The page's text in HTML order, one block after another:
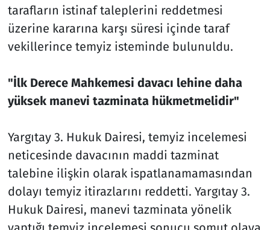
tarafların istinaf taleplerini reddetmesi
üzerine kararına karşı süresi içinde taraf
vekillerince temyiz isteminde bulunuldu.
"İlk Derece Mahkemesi davacı lehine daha
yüksek manevi tazminata hükmetmelidir"
Yargıtay 3. Hukuk Dairesi, temyiz incelemesi
neticesinde davacının maddi tazminat
talebine ilişkin olarak ispatlanamamasından
dolayı temyiz itirazlarını reddetti. Yargıtay 3.
Hukuk Dairesi, manevi tazminata yönelik